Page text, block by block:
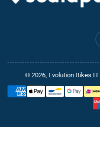
© 2026, Evolution Bikes IT